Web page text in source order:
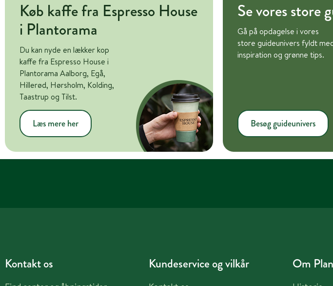
Køb kaffe fra Espresso House
i Plantorama
Du kan nyde en lækker kop
kaffe fra Espresso House i
Plantorama Aalborg, Egå,
Hillerød, Hørsholm, Kolding,
Taastrup og Tilst.
Læs mere her
Se vores store
Gå på opdagelse i vores
store guideunivers fyldt
inspiration og grønne tips.
Besøg guideunivers
Kontakt os Kundeservice og vilkår Om